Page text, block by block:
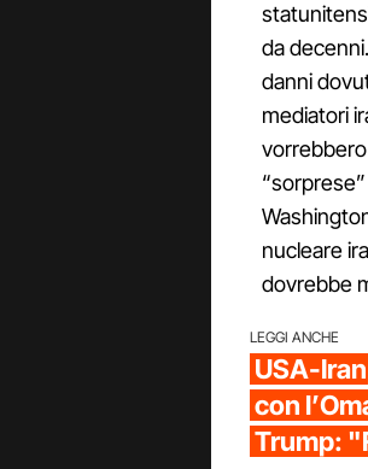
da
danni
mediatori
nucleare
dovrebbe
LEGGI ANCHE
USA-
con
Trump: